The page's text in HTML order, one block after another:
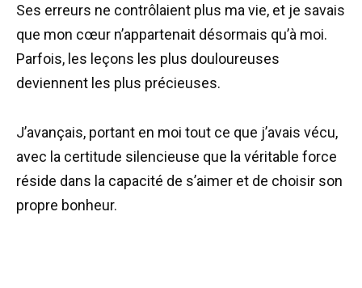
Ses erreurs ne contrôlaient plus ma vie, et je savais
que mon cœur n’appartenait désormais qu’à moi.
Parfois, les leçons les plus douloureuses
deviennent les plus précieuses.
J’avançais, portant en moi tout ce que j’avais vécu,
avec la certitude silencieuse que la véritable force
réside dans la capacité de s’aimer et de choisir son
propre bonheur.